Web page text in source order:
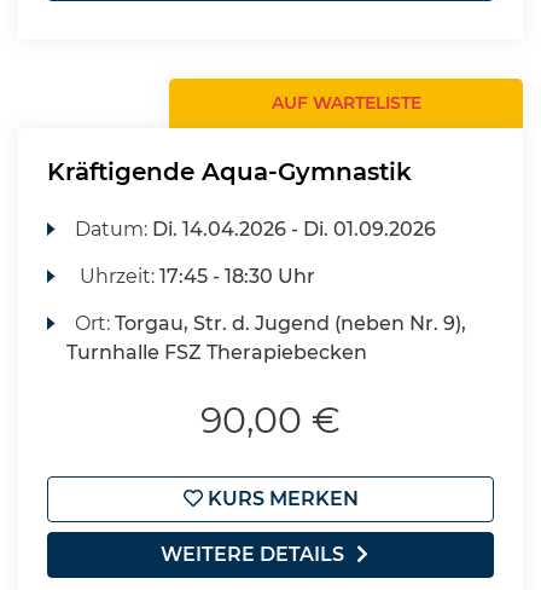
AUF WARTELISTE
Kräftigende Aqua-Gymnastik
Datum: Di. 14.04.2026 - Di. 01.09.2026
Uhrzeit:17:45 - 18:30 Uhr
Ort:Torgau, Str. d. Jugend (neben Nr. 9),
Turnhalle FSZ Therapiebecken
90,00 €
KURS MERKEN
WEITERE DETAILS